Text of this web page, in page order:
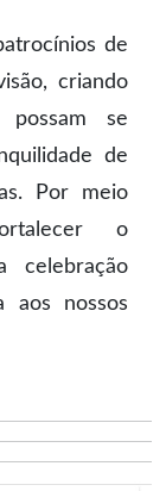
de
criando
se
de
Por meio
o
celebração
aos nossos